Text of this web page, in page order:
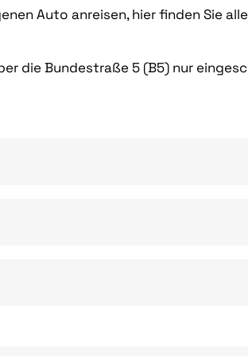
Auto anreisen, hier finden Sie
die Bundestraße 5 (B5) nur